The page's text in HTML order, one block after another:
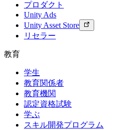
Unity で宣伝
Unity で収益化
活用事例
モバイルゲーム
Unity でモバイル向けヒット作を制作
インディーゲーム
少人数のチームで大規模なゲームを開
XR ゲーム
XR ゲームを複数プラットフォーム向
ブログ
更新情報、情報、技術的ヒント
お知らせ
ニュース、ストーリー、プレスセンタ
認定教材
Unityのマスタリーを証明する
プロダクト
Unity Ads
Unity Asset Store
リセラー
教育
学生
教育関係者
教育機関
認定資格試験
学ぶ
スキル開発プログラム